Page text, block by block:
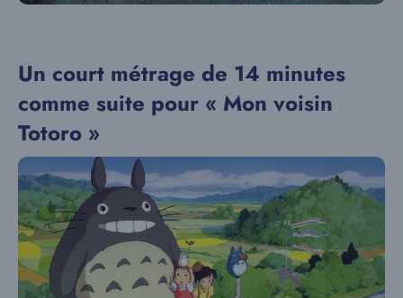
Un court métrage de 14 minutes
comme suite pour « Mon voisin
Totoro »